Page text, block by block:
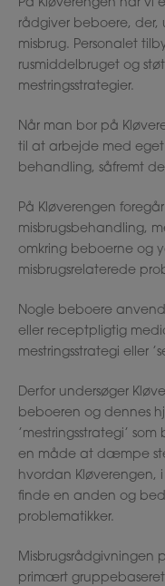
På Kløverengen har vi
rådgiver beboere, der,
misbrug. Personalet
rusmiddelbruget og
mestringsstrategier.
Når man bor på
til at arbejde med
behandling, såfremt
På Kløverengen
misbrugsbehandling,
omkring beboerne og
misbrugsrelaterede
Nogle beboere
eller receptpligtig
mestringsstrategi eller
Derfor undersøger
beboeren og dennes
’mestringsstrategi’
en måde at dæmpe
hvordan Kløverengen,
finde en anden og
problematikker.
Misbrugsrådgivningen
primært